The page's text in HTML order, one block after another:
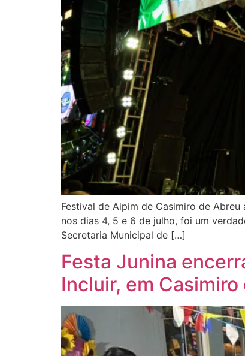
Festival de Aipim de Casimiro de
nos dias 4, 5 e 6 de julho, foi um
Secretaria Municipal de […]
Festa Junina
Incluir, em Casimiro